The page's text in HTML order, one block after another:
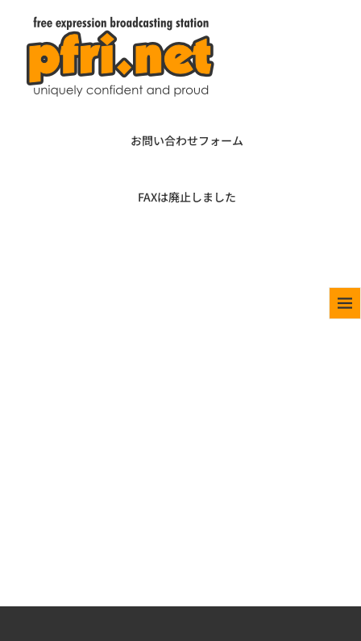
お問い合わせフォーム
FAXは廃止しました